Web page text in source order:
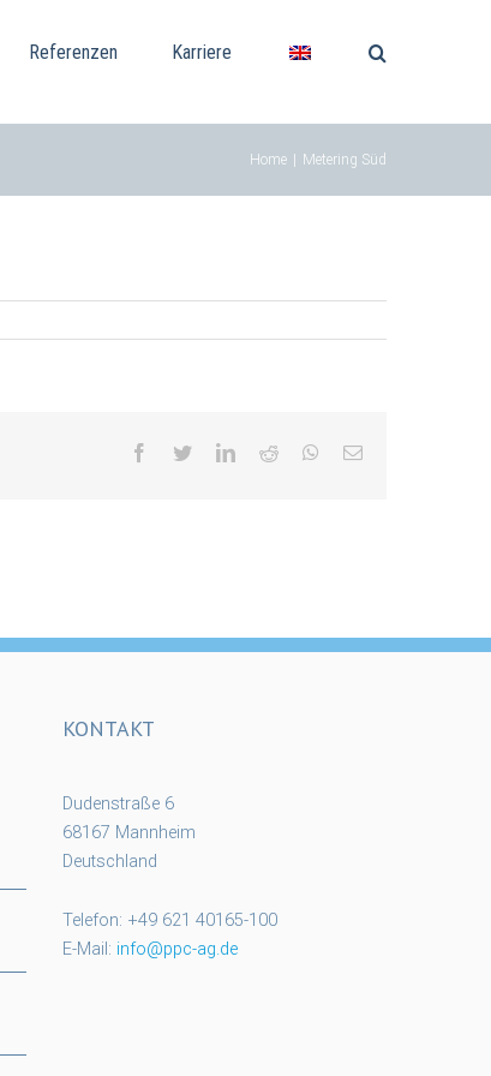
Referenzen Karriere
Home Metering Süd
facebooktwitterlinkedinreddit whatsappEmail
KONTAKT
Dudenstraße 6
68167 Mannheim
Deutschland
Telefon: +49 621 40165-100
E-Mail: info@ppc-ag.de